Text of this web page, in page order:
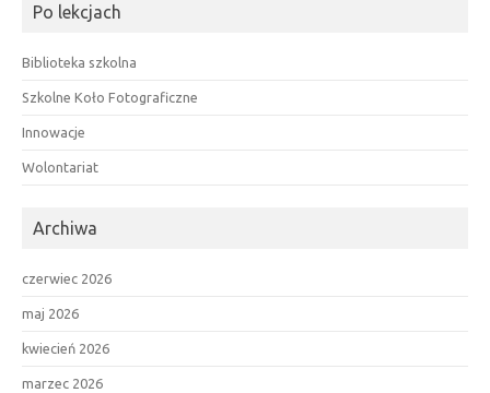
Po lekcjach
Biblioteka szkolna
Szkolne Koło Fotograficzne
Innowacje
Wolontariat
Archiwa
czerwiec 2026
maj 2026
kwiecień 2026
marzec 2026